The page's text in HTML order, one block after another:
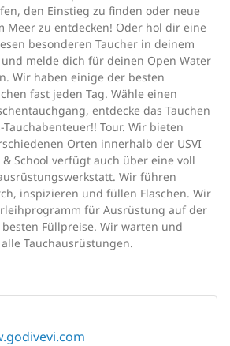
den Einstieg zu finden oder neue
Meer zu entdecken! Oder hol dir eine
besonderen Taucher in deinem
melde dich für deinen Open Water
Wir haben einige der besten
fast jeden Tag. Wähle einen
entdecke das Tauchen
Tour. Wir bieten
Orten innerhalb der USVI
School verfügt auch über eine voll
Wir führen
inspizieren und füllen Flaschen. Wir
für Ausrüstung auf der
Füllpreise. Wir warten und
Tauchausrüstungen.